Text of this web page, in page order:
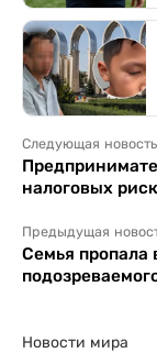
Следующая новость
налоговых
Предыдущая
Семья пропала
Новости мира